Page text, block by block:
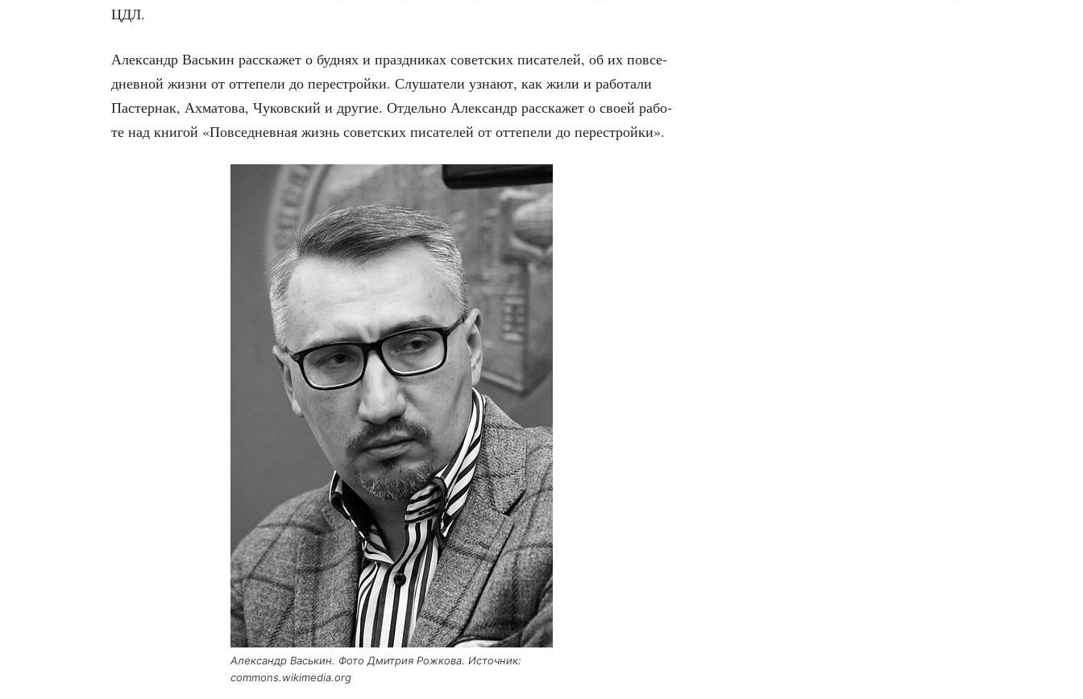
ЦДЛ.
Алек­сандр Вась­кин рас­ска­жет о буд­нях и празд­ни­ках совет­ских писа­те­лей, об их повсе­
днев­ной жиз­ни от отте­пе­ли до пере­строй­ки. Слу­ша­те­ли узна­ют, как жили и рабо­та­ли
Пастер­нак, Ахма­то­ва, Чуков­ский и дру­гие. Отдель­но Алек­сандр рас­ска­жет о сво­ей рабо­
те над кни­гой «Повсе­днев­ная жизнь совет­ских писа­те­лей от отте­пе­ли до перестройки».
Алек­сандр Вась­кин. Фото Дмит­рия Рож­ко­ва. Источ­ник:
commons.wikimedia.org